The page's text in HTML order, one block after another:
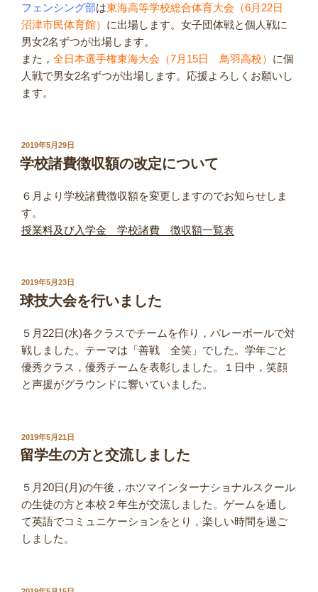
フェンシング部は東海高等学校総合体育大会（6月22日
沼津市民体育館） に出場します。女子団体戦と個人戦に
男女2名ずつが出場します。
また， 全日本選手権東海大会（7月15日 鳥羽高校） に個
人戦で男女2名ずつが出場します。応援よろしくお願いし
ます。
投
稿
日:
2019年5月29日
学校諸費徴収額の改定について
６月より学校諸費徴収額を変更しますのでお知らせしま
す。
授業料及び入学金 学校諸費 徴収額一覧表
投
稿
日:
2019年5月23日
球技大会を行いました
５月22日(水)各クラスでチームを作り，バレーボールで対
戦しました。テーマは「善戦 全笑」でした。学年ごと
優秀クラス，優秀チームを表彰しました。１日中，笑顔
と声援がグラウンドに響いていました。
投
稿
日:
2019年5月21日
留学生の方と交流しました
５月20日(月)の午後，ホツマインターナショナルスクール
の生徒の方と本校２年生が交流しました。ゲームを通し
て英語でコミュニケーションをとり，楽しい時間を過ご
しました。